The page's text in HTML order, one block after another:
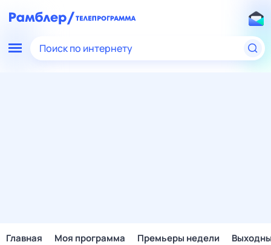
Поиск по интернету
Главная Моя программа Премьеры недели